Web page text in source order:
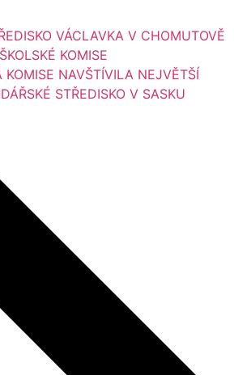
VÁCLAVKA V CHOMUTOVĚ
KOMISE
KOMISE NAVŠTÍVILA NEJVĚTŠÍ
STŘEDISKO V SASKU